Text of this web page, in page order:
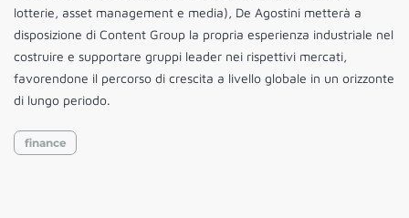
lotterie, asset management e media), De Agostini metterà a
disposizione di Content Group la propria esperienza industriale nel
costruire e supportare gruppi leader nei rispettivi mercati,
favorendone il percorso di crescita a livello globale in un orizzonte
di lungo periodo.
finance